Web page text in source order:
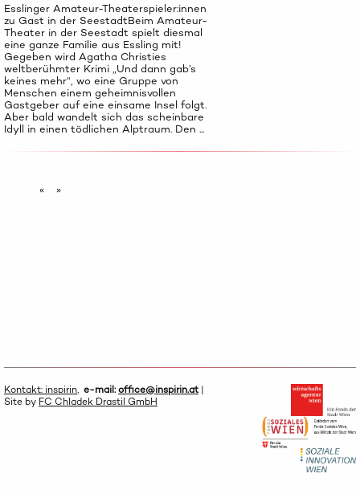
Esslinger Amateur-Theaterspieler:innen
zu Gast in der SeestadtBeim Amateur-
Theater in der Seestadt spielt diesmal
eine ganze Familie aus Essling mit!
Gegeben wird Agatha Christies
weltberühmter Krimi „Und dann gab’s
keines mehr“, wo eine Gruppe von
Menschen einem geheimnisvollen
Gastgeber auf eine einsame Insel folgt.
Aber bald wandelt sich das scheinbare
Idyll in einen tödlichen Alptraum. Den ...
« »
Kontakt: inspirin, e-mail:office@inspirin.at|
Site by FC Chladek Drastil GmbH